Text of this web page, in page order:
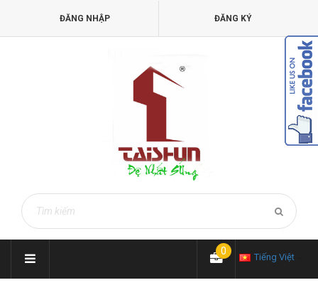
ĐĂNG NHẬP ĐĂNG KÝ
Tiếng Việt
0